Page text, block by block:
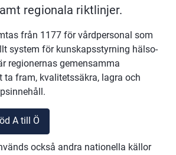
regionala riktlinjer.
från 1177 för vårdpersonal som
system för kunskapsstyrning hälso-
regionernas gemensamma
fram, kvalitetssäkra, lagra och
A till Ö
också andra nationella källor